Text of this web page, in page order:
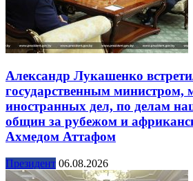
Александр Лукашенко
государственным министром,
иностранных дел, по делам
общин за рубежом и
Ахмедом Аттафом
Президент 06.08.2026